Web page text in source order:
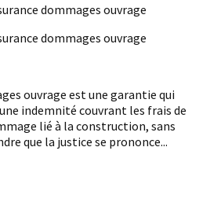
dommages ouvrage
dommages ouvrage
ouvrage est une garantie qui
indemnité couvrant les frais de
lié à la construction, sans
que la justice se prononce...